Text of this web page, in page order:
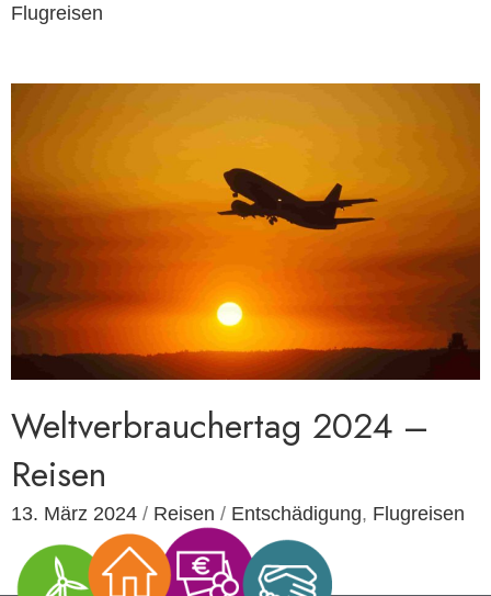
Flugreisen
Weltverbrauchertag 2024 –
Reisen
13. März 2024 / Reisen / Entschädigung, Flugreisen